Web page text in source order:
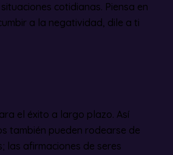
cotidianas. Piensa en
a la negatividad, dile a ti
el éxito a largo plazo. Así
también pueden rodearse de
las afirmaciones de seres